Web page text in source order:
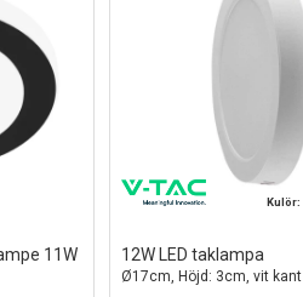
11W
Kulör:
12W LED taklampa
Ø17cm, Höjd: 3cm, vit kant